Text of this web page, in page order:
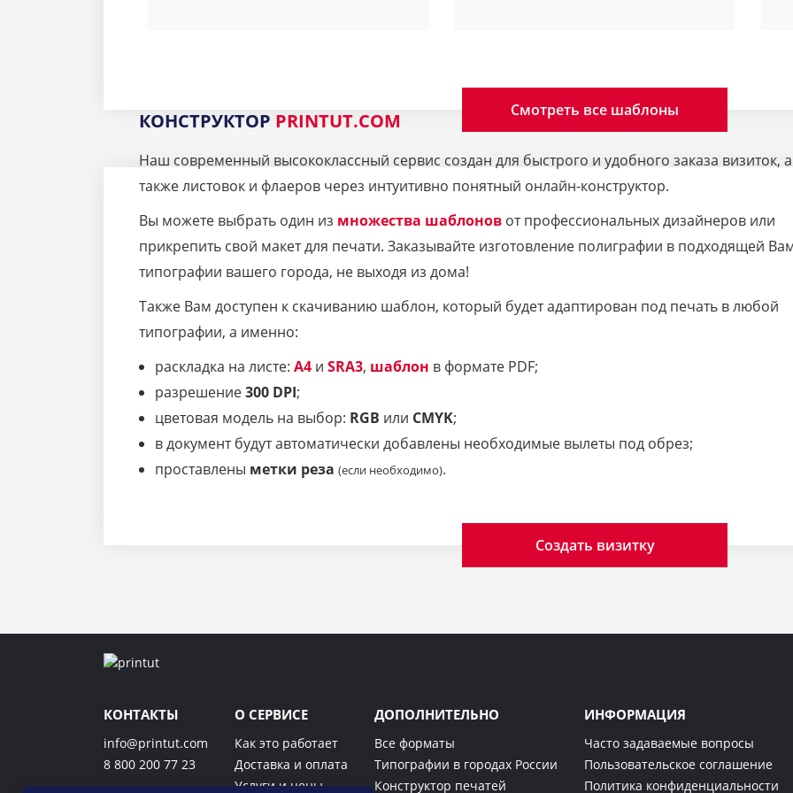
Смотреть все шаблоны
КОНСТРУКТОР PRINTUT.COM
Наш современный высококлассный сервис создан для быстрого и удобного заказа визиток, а
также листовок и флаеров через интуитивно понятный онлайн-конструктор.
Вы можете выбрать один из множества шаблонов от профессиональных дизайнеров или
прикрепить свой макет для печати. Заказывайте изготовление полиграфии в подходящей
типографии вашего города, не выходя из дома!
Также Вам доступен к скачиванию шаблон, который будет адаптирован под печать в любой
типографии, а именно:
раскладка на листе: A4 и SRA3, шаблон в формате PDF;
разрешение300 DPI;
цветовая модель на выбор: RGB или CMYK;
в документ будут автоматически добавлены необходимые вылеты под обрез;
проставлены метки реза (если необходимо).
Создать визитку
КОНТАКТЫ
info@printut.com
8 800 200 77 23
О СЕРВИСЕ
Как это работает
Доставка и оплата
Услуги и цены
ДОПОЛНИТЕЛЬНО
Все форматы
Типографии в городах России
Конструктор печатей
ИНФОРМАЦИЯ
Часто задаваемые вопросы
Пользовательское соглашение
Политика конфиденциальности